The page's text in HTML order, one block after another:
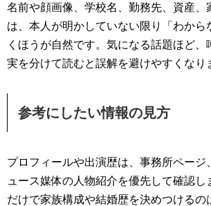
名前や顔画像、学校名、勤務先、資産、
は、本人が明かしていない限り「わから
くほうが自然です。気になる話題ほど、
実を分けて読むと誤解を避けやすくなり
参考にしたい情報の見方
プロフィールや出演歴は、事務所ページ
ュース媒体の人物紹介を優先して確認し
だけで家族構成や結婚歴を決めつけるの